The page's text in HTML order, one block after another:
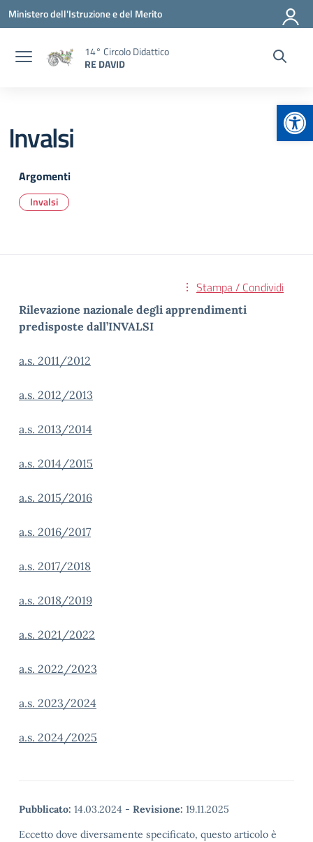
Vai ai contenuti
Vai al menu di navigazione
Vai al footer
Ministero dell'Istruzione e del Merito
14° Circolo Didattico
RE DAVID
Invalsi
Argomenti
Invalsi
Stampa / Condividi
Rilevazione nazionale degli apprendimenti
predisposte dall’INVALSI
a.s. 2011/2012
a.s. 2012/2013
a.s. 2013/2014
a.s. 2014/2015
a.s. 2015/2016
a.s. 2016/2017
a.s. 2017/2018
a.s. 2018/2019
a.s. 2021/2022
a.s. 2022/2023
a.s. 2023/2024
a.s. 2024/2025
Pubblicato: 14.03.2024 - Revisione: 19.11.2025
Eccetto dove diversamente specificato, questo articolo è